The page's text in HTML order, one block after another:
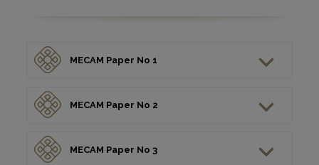
MECAM Paper No 1
MECAM Paper No 2
MECAM Paper No 3